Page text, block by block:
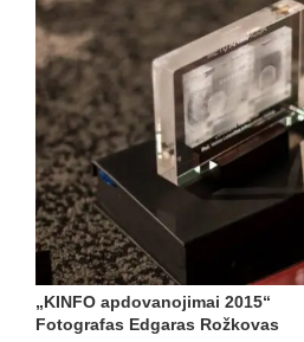
„KINFO apdovanojimai 2015“
Fotografas Edgaras Rožkovas